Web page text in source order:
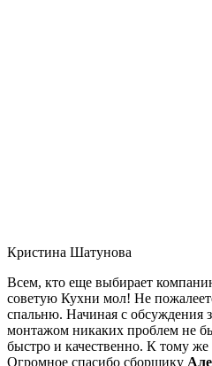
Кристина Шатунова
Всем, кто еще выбирает
советую Кухни мол! Не
спальню. Начиная с обсуждения
монтажом никаких проблем не
быстро и качественно. К тому
Огромное спасибо сборщику